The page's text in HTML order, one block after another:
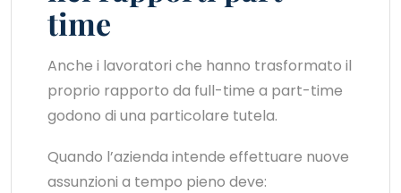
time
Anche i lavoratori che hanno trasformato il
proprio rapporto da full-time a part-time
godono di una particolare tutela.
Quando l’azienda intende effettuare nuove
assunzioni a tempo pieno deve: